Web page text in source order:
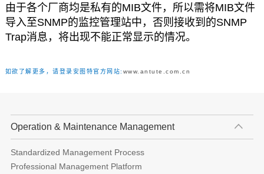
由于各个厂商均是私有的MIB文件，所以需将MIB文件
导入至SNMP的监控管理站中，否则接收到的SNMP
Trap消息，将出现不能正常显示的情况。
如欲了解更多，请登录安图特官方网站: www.antute.com.cn
Operation & Maintenance Management
Standardized Management Process
Professional Management Platform